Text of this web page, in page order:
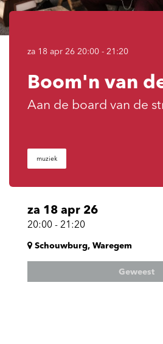
Boom'n van
Aan de board van de
za 18 apr 26 20:00 - 21:20
muziek
za 18 apr 26
20:00 - 21:20
Schouwburg, Waregem
Geweest